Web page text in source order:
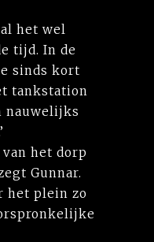
het wel
tijd. In de
sinds kort
tankstation
nauwelijks
het dorp
Gunnar.
het plein zo